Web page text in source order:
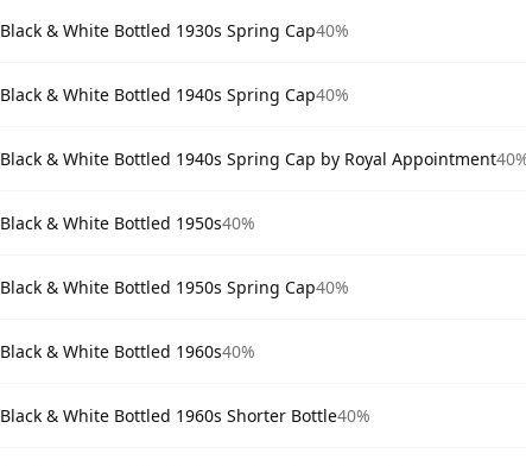
Black & White Bottled 1930s Spring Cap40%
Black & White Bottled 1940s Spring Cap40%
Black & White Bottled 1940s Spring Cap by Royal Appointment
Black & White Bottled 1950s40%
Black & White Bottled 1950s Spring Cap40%
Black & White Bottled 1960s40%
Black & White Bottled 1960s Shorter Bottle40%